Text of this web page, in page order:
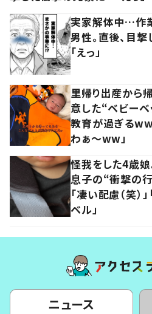
実家解体中…作
男性。直後、目
「えっ」
里帰り出産から
意した“ベビー
教育が過ぎるww
わぁ～ww」
怪我をした4歳娘
息子の“衝撃の
「凄い配慮（笑）
ベル」
ニュース